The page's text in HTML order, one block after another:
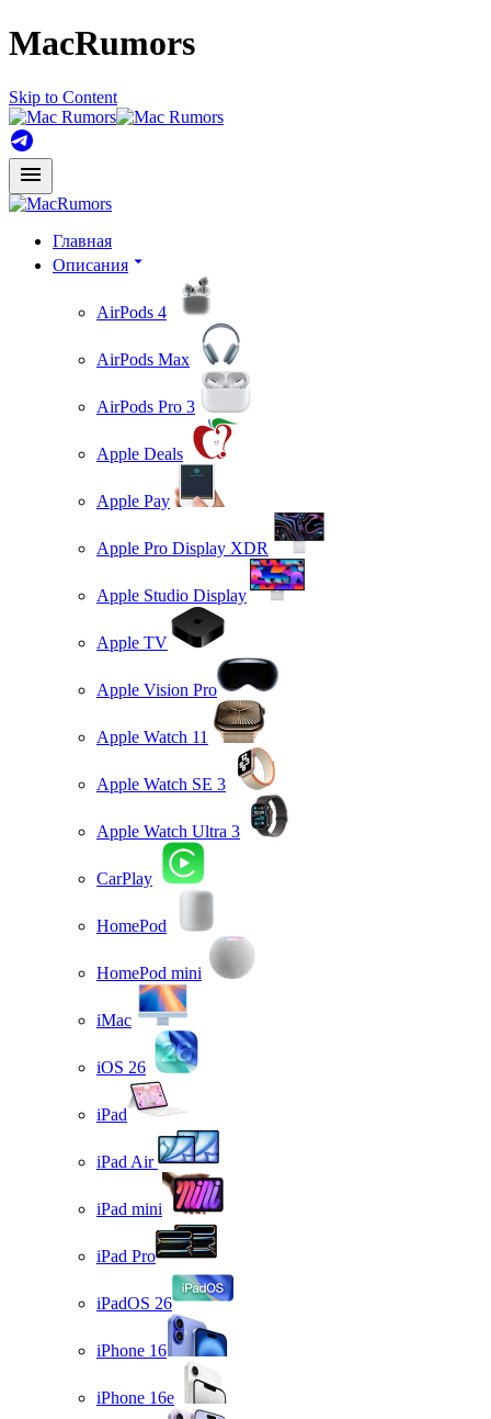
MacRumors
Skip to Content
Главная
Описания
AirPods 4
AirPods Max
AirPods Pro 3
Apple Deals
Apple Pay
Apple Pro Display XDR
Apple Studio Display
Apple TV
Apple Vision Pro
Apple Watch 11
Apple Watch SE 3
Apple Watch Ultra 3
CarPlay
HomePod
HomePod mini
iMac
iOS 26
iPad
iPad Air
iPad mini
iPad Pro
iPadOS 26
iPhone 16
iPhone 16e